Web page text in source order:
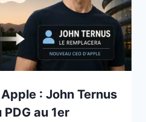
: John Ternus
au 1er